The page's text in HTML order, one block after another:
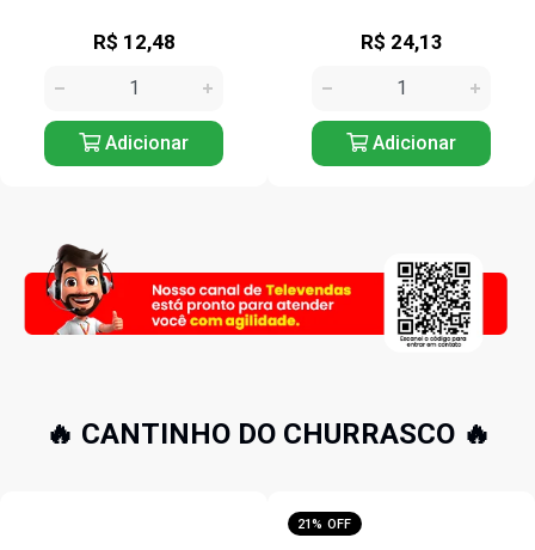
R$ 24,13
Adicionar
R$ 17,12
Adicionar
🔥 CANTINHO DO CHURRASCO 🔥
21% OFF